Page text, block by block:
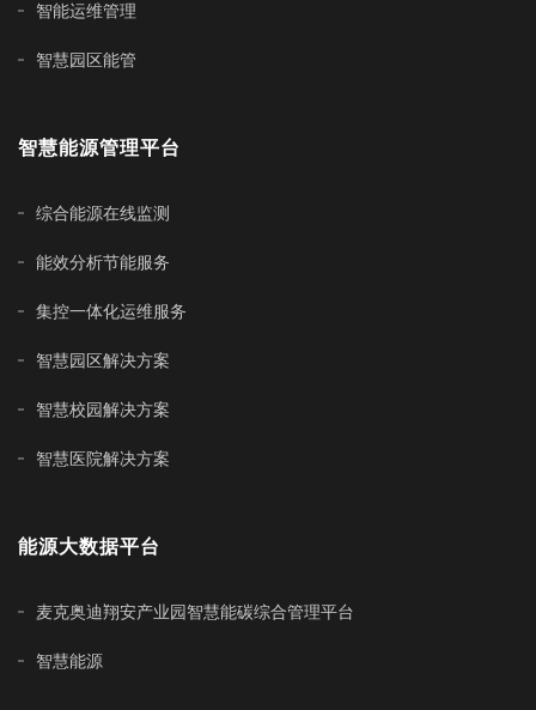
智能运维管理
智慧园区能管
智慧能源管理平台
综合能源在线监测
能效分析节能服务
集控一体化运维服务
智慧园区解决方案
智慧校园解决方案
智慧医院解决方案
能源大数据平台
麦克奥迪翔安产业园智慧能碳综合管理平台
智慧能源